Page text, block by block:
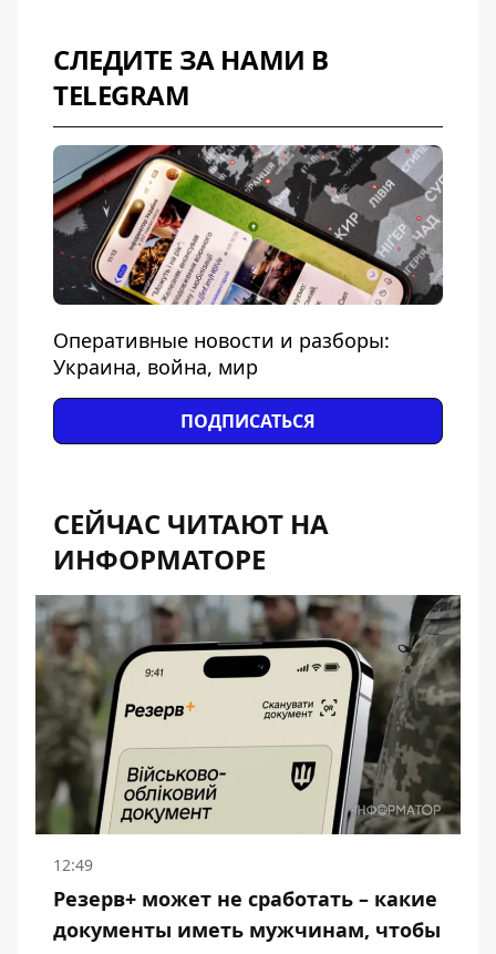
СЛЕДИТЕ ЗА НАМИ В
TELEGRAM
Оперативные новости и разборы:
Украина, война, мир
ПОДПИСАТЬСЯ
СЕЙЧАС ЧИТАЮТ НА
ИНФОРМАТОРЕ
12:49
Резерв+ может не сработать – какие
документы иметь мужчинам, чтобы